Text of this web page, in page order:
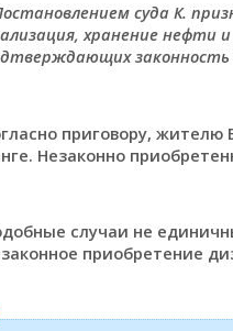
суда К.
хранение нефти
законность
приговору, жителю
Незаконно
случаи не
приобретение